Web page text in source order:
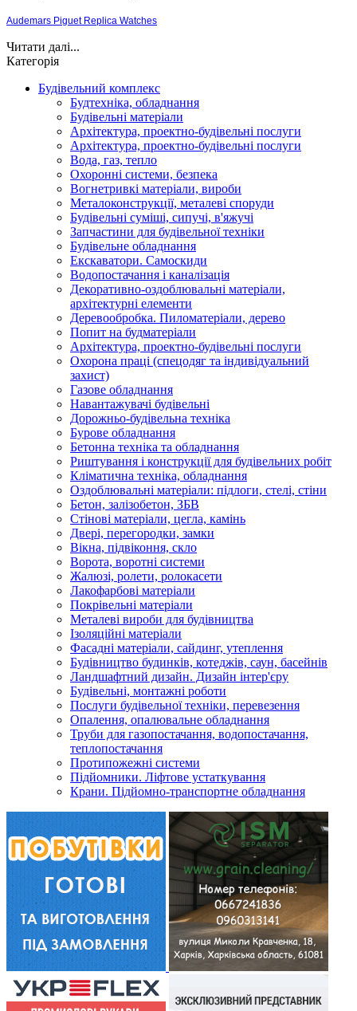
Audemars Piguet Replica Watches
Читати далі...
Категорія
Будівельний комплекс
Будтехніка, обладнання
Будівельні матеріали
Архітектура, проектно-будівельні послуги
Архітектура, проектно-будівельні послуги
Вода, газ, тепло
Охоронні системи, безпека
Вогнетривкі матеріали, вироби
Металоконструкції, металеві споруди
Будівельні суміші, сипучі, в'яжучі
Запчастини для будівельної техніки
Будівельне обладнання
Екскаватори. Самоскиди
Водопостачання і каналізація
Декоративно-оздоблювальні матеріали,
архітектурні елементи
Деревообробка. Пиломатеріали, дерево
Попит на будматеріали
Архітектура, проектно-будівельні послуги
Охорона праці (спецодяг та індивідуальний
захист)
Газове обладнання
Навантажувачі будівельні
Дорожньо-будівельна техніка
Бурове обладнання
Бетонна техніка та обладнання
Риштування і конструкції для будівельних робіт
Кліматична техніка, обладнання
Оздоблювальні матеріали: підлоги, стелі, стіни
Бетон, залізобетон, ЗБВ
Стінові матеріали, цегла, камінь
Двері, перегородки, замки
Вікна, підвіконня, скло
Ворота, воротні системи
Жалюзі, ролети, ролокасети
Лакофарбові матеріали
Покрівельні матеріали
Металеві вироби для будівництва
Ізоляційні матеріали
Фасадні матеріали, сайдинг, утеплення
Будівництво будинків, котеджів, саун, басейнів
Ландшафтний дизайн. Дизайн інтер'єру
Будівельні, монтажні роботи
Послуги будівельної техніки, перевезення
Опалення, опалювальне обладнання
Труби для газопостачання, водопостачання,
теплопостачання
Протипожежні системи
Підйомники. Ліфтове устаткування
Крани. Підйомно-транспортне обладнання